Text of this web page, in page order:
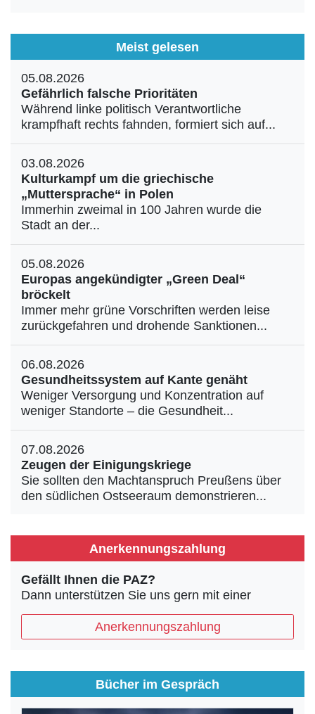
Meist gelesen
05.08.2026
Gefährlich falsche Prioritäten
Während linke politisch Verantwortliche
krampfhaft rechts fahnden, formiert sich auf...
03.08.2026
Kulturkampf um die griechische
„Muttersprache“ in Polen
Immerhin zweimal in 100 Jahren wurde die
Stadt an der...
05.08.2026
Europas angekündigter „Green Deal“
bröckelt
Immer mehr grüne Vorschriften werden leise
zurückgefahren und drohende Sanktionen...
06.08.2026
Gesundheitssystem auf Kante genäht
Weniger Versorgung und Konzentration auf
weniger Standorte – die Gesundheit...
07.08.2026
Zeugen der Einigungskriege
Sie sollten den Machtanspruch Preußens über
den südlichen Ostseeraum demonstrieren...
Anerkennungszahlung
Gefällt Ihnen die PAZ?
Dann unterstützen Sie uns gern mit einer
Anerkennungszahlung
Bücher im Gespräch